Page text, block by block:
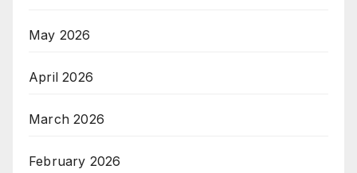
May 2026
April 2026
March 2026
February 2026